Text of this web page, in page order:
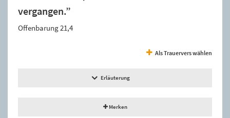
vergangen.”
Offenbarung 21,4
Als Trauervers wählen
Erläuterung
Merken